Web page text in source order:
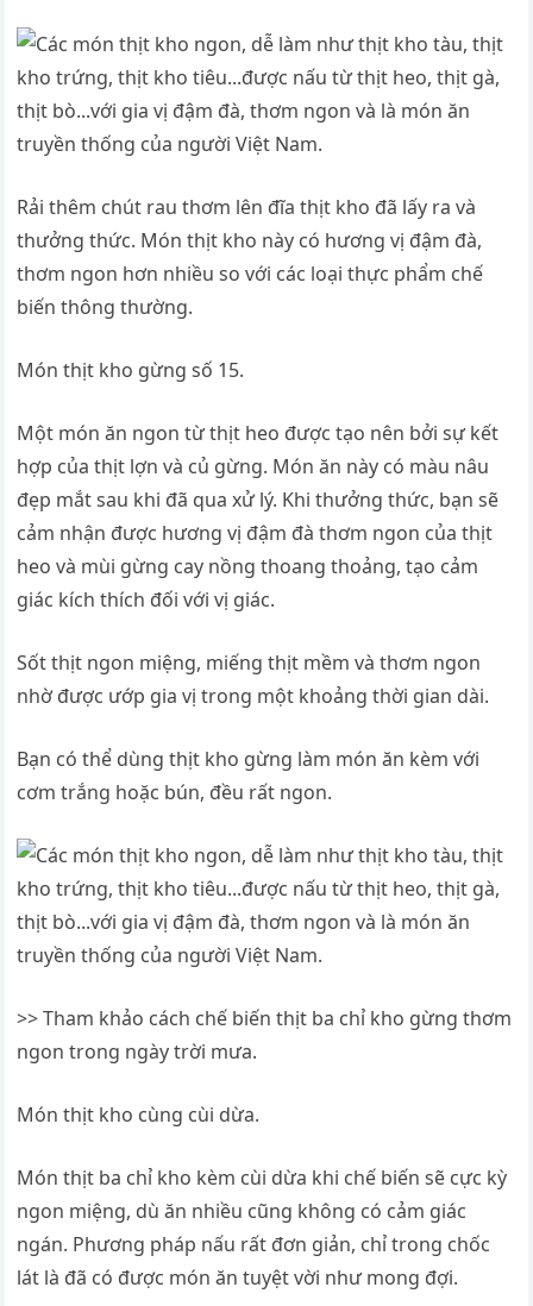
Rải thêm chút rau thơm lên đĩa thịt kho đã lấy ra và
thưởng thức. Món thịt kho này có hương vị đậm đà,
thơm ngon hơn nhiều so với các loại thực phẩm chế
biến thông thường.
Món thịt kho gừng số 15.
Một món ăn ngon từ thịt heo được tạo nên bởi sự kết
hợp của thịt lợn và củ gừng. Món ăn này có màu nâu
đẹp mắt sau khi đã qua xử lý. Khi thưởng thức, bạn sẽ
cảm nhận được hương vị đậm đà thơm ngon của thịt
heo và mùi gừng cay nồng thoang thoảng, tạo cảm
giác kích thích đối với vị giác.
Sốt thịt ngon miệng, miếng thịt mềm và thơm ngon
nhờ được ướp gia vị trong một khoảng thời gian dài.
Bạn có thể dùng thịt kho gừng làm món ăn kèm với
cơm trắng hoặc bún, đều rất ngon.
>> Tham khảo cách chế biến thịt ba chỉ kho gừng thơm
ngon trong ngày trời mưa.
Món thịt kho cùng cùi dừa.
Món thịt ba chỉ kho kèm cùi dừa khi chế biến sẽ cực kỳ
ngon miệng, dù ăn nhiều cũng không có cảm giác
ngán. Phương pháp nấu rất đơn giản, chỉ trong chốc
lát là đã có được món ăn tuyệt vời như mong đợi.